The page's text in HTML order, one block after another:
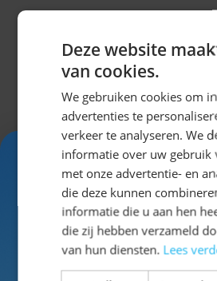
leuke Pretzel Oorbellen. De
geïnspireerd op de beroemde
Oktoberfest. Dankzij het
oorbellen een echte blikvanger
festivals en andere Duitse
De Oktoberfest oorbellen zijn
comfortabel om te dragen tijdens
feestavonden. Ze vormen een
,lederhoseof Oktoberfest
jouw outfit direct een extra
Of je nu naar een groot
Uitklappen
Specificaties
Deze website
van cookies.
We gebruiken cookies om
advertenties te
verkeer te analyseren. We
informatie over uw gebruik
met onze advertentie- en
die deze kunnen
informatie die u aan hen
die zij hebben verzameld
van hun diensten. Lees
Ontvang
Schrijf je nuin voor de
tot exclusieve
Voor- en achternaam